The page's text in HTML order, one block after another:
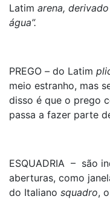
Latim arena,
água”.
PREGO – do Latim
meio estranho, mas
disso é que o prego
passa a fazer parte
ESQUADRIA – são
aberturas, como
do Italiano squadro,